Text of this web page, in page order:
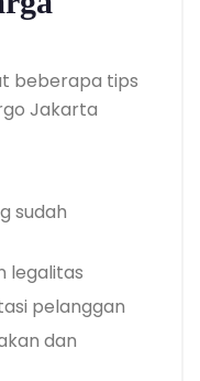
beberapa tips
Jakarta
sudah
legalitas
pelanggan
dan